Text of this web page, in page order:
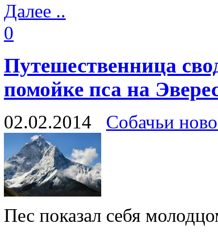
Далее ..
0
Путешественница
помойке пса на
02.02.2014 Собачьи
Пес показал себя